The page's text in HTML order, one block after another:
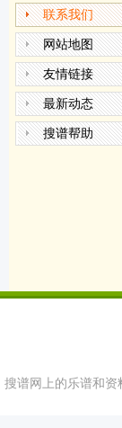
联系我们
网站地图
友情链接
最新动态
搜谱帮助
搜谱网上的乐谱和